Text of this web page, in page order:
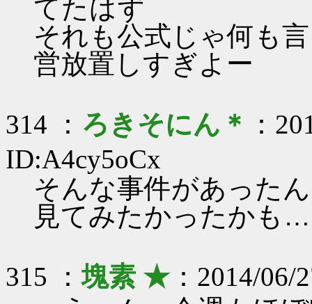
てたはず
それも公式じゃ何も
営放置しすぎよー
314 ： ろきそにん＊
：
ID:A4cy5oCx
そんな事件があった
見てみたかったかも
315 ：塊素 ★：2014/06/